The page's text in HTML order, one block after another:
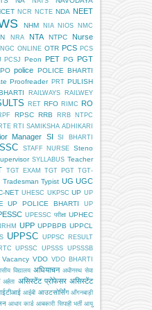
NCR NCTE NDA NEET
NHM NIA NIOS
NMC
NRA NTA NTPC Nurse
ONLINE OTR PCS PCS
PCSJ Peon PET PG PGT
PO police POLICE BHARTI
Proofreader PRT PULISH
RAILWAYS
RAILWEY
RET RFO RIMC RO
RPSC RRB
RRB NTPC
RTI SAMIKSHA ADHIKARI
Manager SI SI BHARTI
SSC STAFF NURSE
Steno
SYLLABUS Teacher
TGT EXAM TGT PGT TGT-
Tradesman Typist UG UGC
NET UHESC UKPSC UP UP
UP POLICE BHARTI
UP
UPESSC परीक्षा UPHEC
UPP UPPBPB UPPCL
UPPSC UPPSC RESULT
UPSSC UPSSS UPSSSB
Vacancy VDO VDO BHARTI
विद्यालय अधियाचन अधीनस्थ सेवा
अर्हता असिस्टेंट प्रोफेसर असिस्टेंट
आईबी आउटसोर्सिंग आँगनबाड़ी
आधार कार्ड आबकारी सिपाही भर्ती आयु